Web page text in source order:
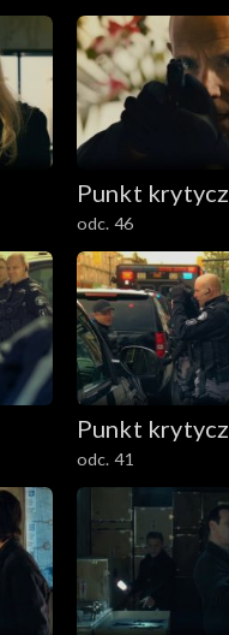
Punkt
odc. 46
Punkt
odc. 41